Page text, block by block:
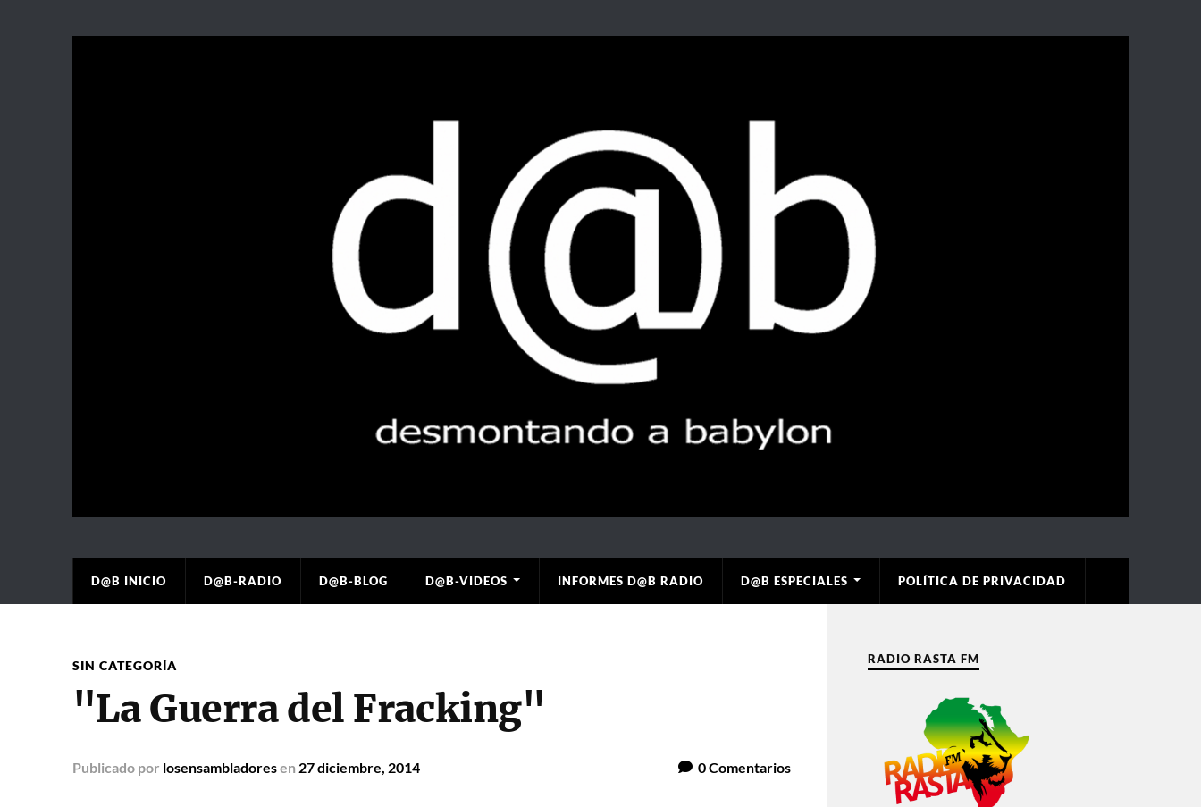
D@B INICIO D@B-RADIO D@B-BLOG D@B-VIDEOS INFORMES D@B RADIO D@B ESPECIALES POLÍTICA DE PRIVACIDAD
SIN CATEGORÍA
"La Guerra del Fracking"
Publicado por losensambladoresen 27 diciembre, 2014 0Comentarios
RADIO RASTA FM